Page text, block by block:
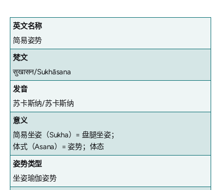
英文名称
简易姿势
梵文
सुखासन/Sukhāsana
发音
苏卡斯纳/苏卡斯纳
意义
简易坐姿（Sukha）= 盘腿坐姿；
体式（Asana）= 姿势；体态
姿势类型
坐姿瑜伽姿势